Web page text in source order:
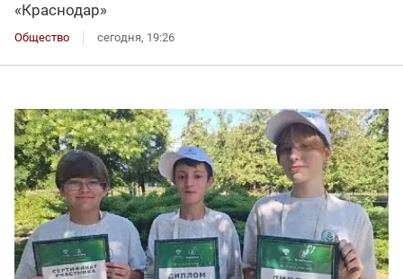
«Краснодар»
Общество сегодня, 19:26